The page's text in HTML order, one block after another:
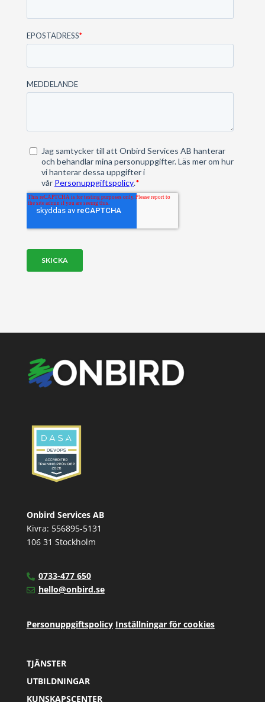
Onbird Services AB
Kivra: 556895-5131
106 31 Stockholm
0733-477 650
hello@onbird.se
Personuppgiftspolicy Inställningar för cookies
TJÄNSTER
UTBILDNINGAR
KUNSKAPSCENTER